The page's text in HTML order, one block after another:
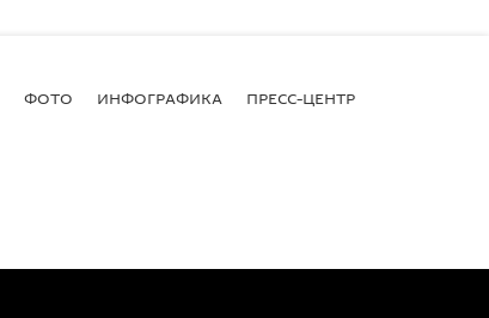
ФОТО ИНФОГРАФИКА ПРЕСС-ЦЕНТР